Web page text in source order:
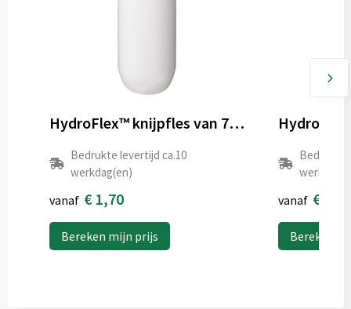
HydroFlex™ knijpfles van 750 ml
Bedrukte levertijd ca.10
werkdag(en)
vanaf € 1,70
Bereken mijn prijs
Bedrukte
vanaf €
Bereken